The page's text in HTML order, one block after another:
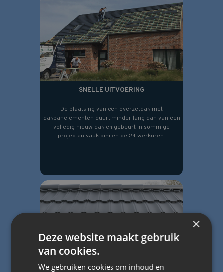
SNELLE UITVOERING
De plaatsing van een overzetdak met
dakpanelementen duurt minder lang dan van een
volledig nieuw dak en gebeurt in sommige
projecten vaak binnen de 24 werkuren.
×
Deze website maakt gebruik
van cookies.
We gebruiken cookies om inhoud en